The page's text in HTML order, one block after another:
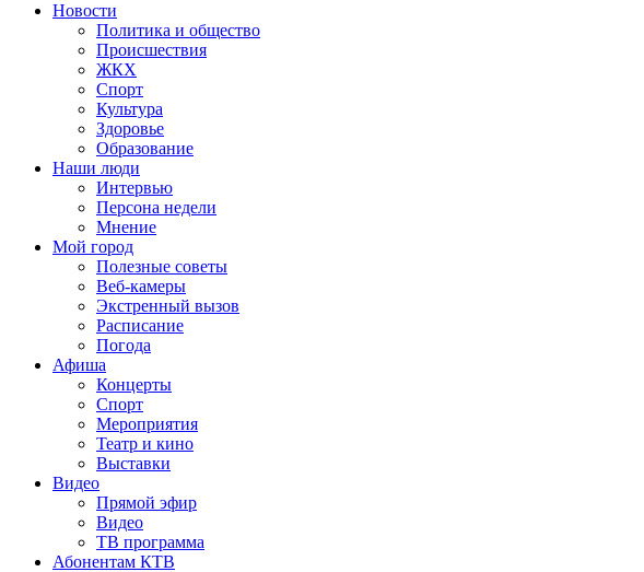
Новости
Политика и общество
Происшествия
ЖКХ
Спорт
Культура
Здоровье
Образование
Наши люди
Интервью
Персона недели
Мнение
Мой город
Полезные советы
Веб-камеры
Экстренный вызов
Расписание
Погода
Афиша
Концерты
Спорт
Мероприятия
Театр и кино
Выставки
Видео
Прямой эфир
Видео
ТВ программа
Абонентам КТВ